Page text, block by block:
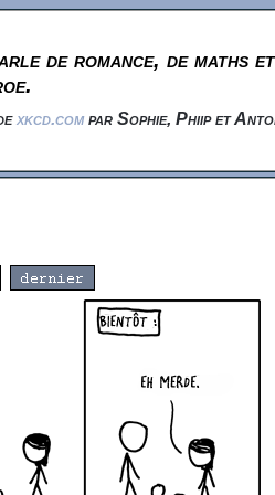
de romance, de maths et
xkcd.compar Sophie, Phiip et